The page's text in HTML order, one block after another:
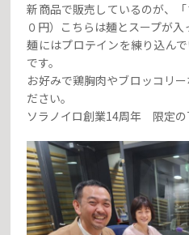
新商品で販売しているのが、
０円）こちらは麺とスープが入
麺にはプロテインを練り込ん
です。
お好みで鶏胸肉やブロッコリ
ださい。
ソラノイロ創業14周年 限定の